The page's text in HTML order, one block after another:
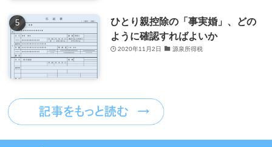
ひとり親控除の「事実婚」、どの
ように確認すればよいか
2020年11月2日 源泉所得税